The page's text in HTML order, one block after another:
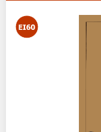
Покупателям